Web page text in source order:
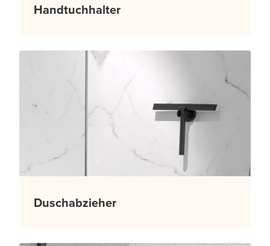
Handtuchhalter
Duschabzieher